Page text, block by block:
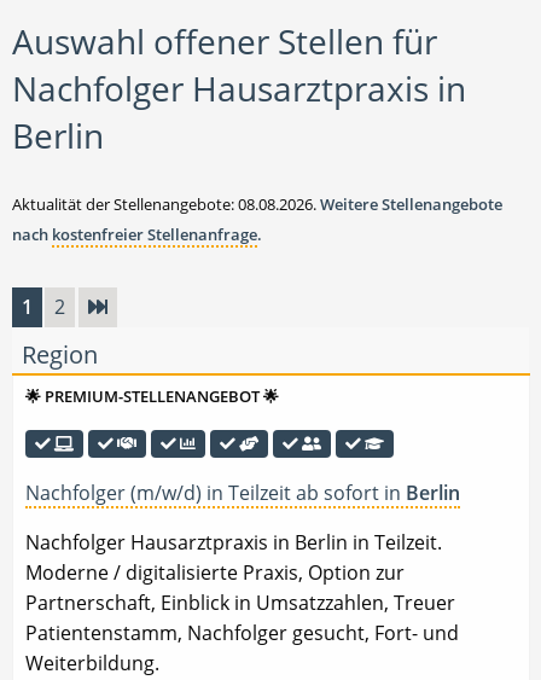
Auswahl offener Stellen für
Nachfolger Hausarztpraxis in
Berlin
Aktualität der Stellenangebote: 08.08.2026.Weitere Stellenangebote
nach kostenfreier Stellenanfrage.
1 2
Region
🌟 PREMIUM-STELLENANGEBOT 🌟
Nachfolger (m/w/d) in Teilzeit ab sofort in Berlin
Nachfolger Hausarztpraxis in Berlin in Teilzeit.
Moderne / digitalisierte Praxis, Option zur
Partnerschaft, Einblick in Umsatzzahlen, Treuer
Patientenstamm, Nachfolger gesucht, Fort- und
Weiterbildung.